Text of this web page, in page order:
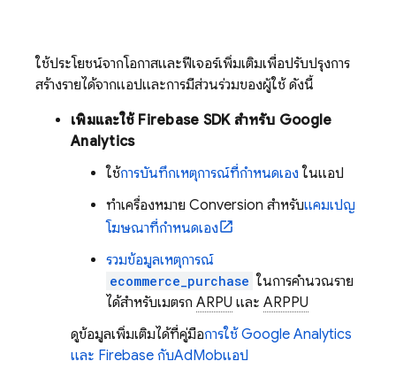
ใช้ประโยชน์จากโอกาสและฟีเจอร์เพิ่มเติมเพื่อปรับปรุงการ
สร้างรายได้จากแอปและการมีส่วนร่วมของผู้ใช้ ดังนี้
เพิ่มและใช้ Firebase SDK สำหรับ Google
Analytics
ใช้การบันทึกเหตุการณ์ที่กำหนดเอง ในแอป
ทําเครื่องหมาย Conversion สําหรับแคมเปญ
โฆษณาที่กําหนดเอง
รวมข้อมูลเหตุการณ์
ecommerce_purchase ในการคำนวณราย
ได้สำหรับเมตริก ARPU และ ARPPU
ดูข้อมูลเพิ่มเติมได้ที่คู่มือการใช้ Google Analytics
และ Firebase กับAdMobแอป